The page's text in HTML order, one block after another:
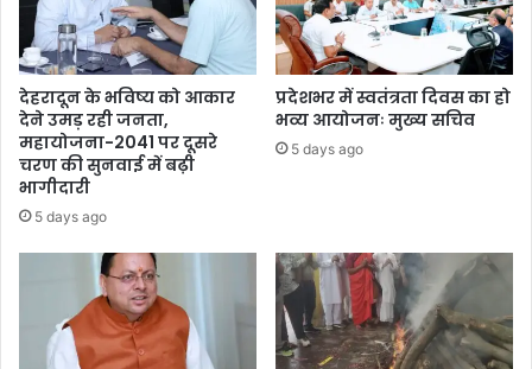
देहरादून के भविष्य को आकार
देने उमड़ रही जनता,
महायोजना-2041 पर दूसरे
चरण की सुनवाई में बढ़ी
भागीदारी
5 days ago
प्रदेशभर में स्वतंत्रता दिवस का हो
भव्य आयोजनः मुख्य सचिव
5 days ago